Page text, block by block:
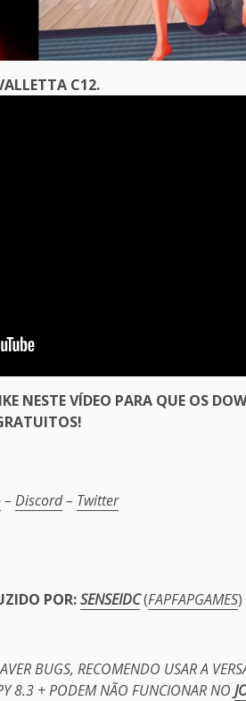
C12.
NESTE VÍDEO PARA QUE OS
– Discord– Twitter
POR:SENSEIDC(FAPFAPGAMES)
BUGS, RECOMENDO USAR A
8.3 + PODEM NÃO FUNCIONAR NO